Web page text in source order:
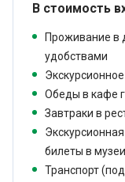
В стоимость
Проживание в
удобствами
Обеды в кафе
Завтраки в
билеты в
Транспорт